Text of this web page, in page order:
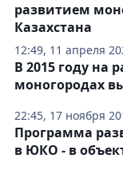
12:49, 11 апреля
развитием
Казахстана
22:45, 17 ноября
В 2015 году на
моногородах
Программа
в ЮКО - в